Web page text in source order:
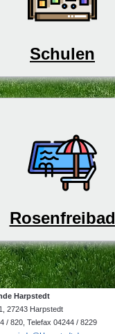
Schulen
Rosenfreibad
Harpstedt
27243 Harpstedt
/ 820, Telefax 04244 / 8229